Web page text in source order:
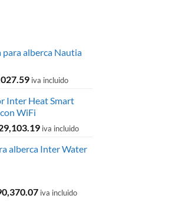
para alberca Nautia
El
actual
es:
$3,027.59.
iva incluido
Inter Heat Smart
WiFi
El
actual
iva incluido
alberca Inter Water
Rango
iva incluido